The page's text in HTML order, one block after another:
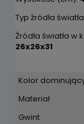
Typ źródła
Źródła światła w
26x26x31
Kolor
Materiał
Gwint